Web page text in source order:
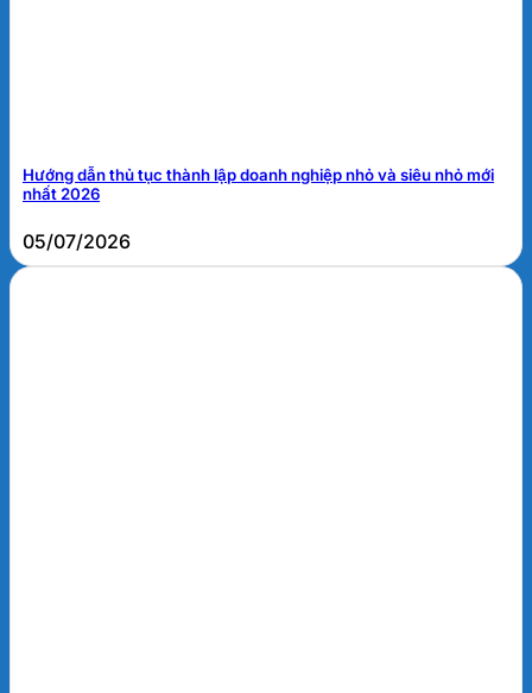
Hướng dẫn thủ tục thành lập doanh nghiệp nhỏ và siêu nhỏ mới
nhất 2026
05/07/2026